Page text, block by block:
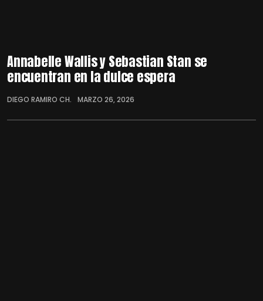
Annabelle Wallis y Sebastian Stan se
encuentran en la dulce espera
DIEGO RAMIRO CH. MARZO 26, 2026